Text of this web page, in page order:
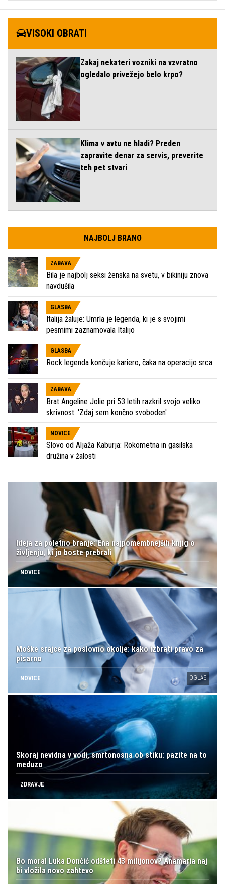
VISOKI OBRATI
Zakaj nekateri vozniki na vzvratno
ogledalo privežejo belo krpo?
Klima v avtu ne hladi? Preden
zapravite denar za servis, preverite
teh pet stvari
NAJBOLJ BRANO
ZABAVA
Bila je najbolj seksi ženska na svetu, v bikiniju znova
navdušila
GLASBA
Italija žaluje: Umrla je legenda, ki je s svojimi
pesmimi zaznamovala Italijo
GLASBA
Rock legenda končuje kariero, čaka na operacijo srca
ZABAVA
Brat Angeline Jolie pri 53 letih razkril svojo veliko
skrivnost: 'Zdaj sem končno svoboden'
NOVICE
Slovo od Aljaža Kaburja: Rokometna in gasilska
družina v žalosti
Ideja za poletno branje: Ena najpomembnejših knjig o
življenju, ki jo boste prebrali
NOVICE
Moške srajce za poslovno okolje: kako izbrati pravo za
pisarno
NOVICE OGLAS
Skoraj nevidna v vodi, smrtonosna ob stiku: pazite na to
meduzo
ZDRAVJE
Bo moral Luka Dončić odšteti 43 milijonov? Anamaria naj
bi vložila novo zahtevo